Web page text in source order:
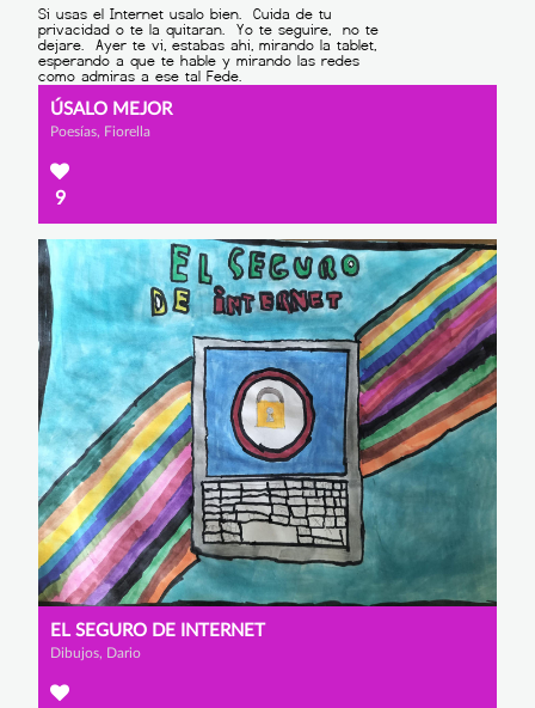
ÚSALO MEJOR
Poesías, Fiorella
9
EL SEGURO DE INTERNET
Dibujos, Dario